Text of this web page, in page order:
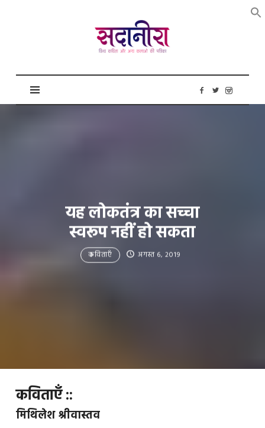
सदानीरा
यह लोकतंत्र का सच्चा
स्वरूप नहीं हो सकता
कविताएँ अगस्त 6, 2019
कविताएँ ::
मिथिलेश श्रीवास्तव